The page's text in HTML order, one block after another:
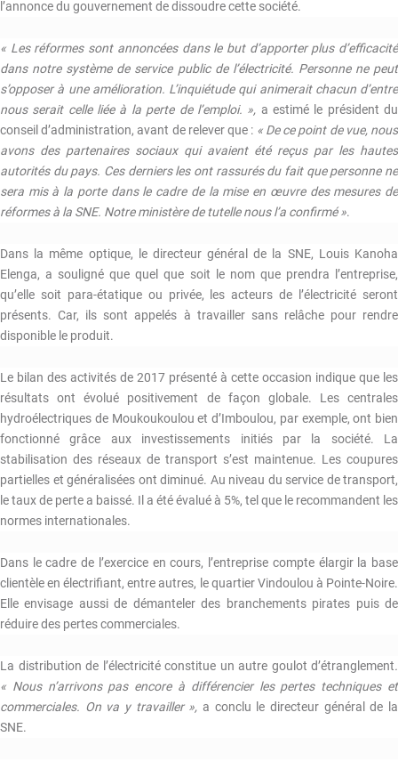
l’annonce du gouvernement de dissoudre cette société.
« Les réformes sont annoncées dans le but d’apporter plus d’efficacité
dans notre système de service public de l’électricité. Personne ne peut
s’opposer à une amélioration. L’inquiétude qui animerait chacun d’entre
nous serait celle liée à la perte de l’emploi. », a estimé le président du
conseil d’administration, avant de relever que : « De ce point de vue, nous
avons des partenaires sociaux qui avaient été reçus par les hautes
autorités du pays. Ces derniers les ont rassurés du fait que personne ne
sera mis à la porte dans le cadre de la mise en œuvre des mesures de
réformes à la SNE. Notre ministère de tutelle nous l’a confirmé ».
Dans la même optique, le directeur général de la SNE, Louis Kanoha
Elenga, a souligné que quel que soit le nom que prendra l’entreprise,
qu’elle soit para-étatique ou privée, les acteurs de l’électricité seront
présents. Car, ils sont appelés à travailler sans relâche pour rendre
disponible le produit.
Le bilan des activités de 2017 présenté à cette occasion indique que les
résultats ont évolué positivement de façon globale. Les centrales
hydroélectriques de Moukoukoulou et d’Imboulou, par exemple, ont bien
fonctionné grâce aux investissements initiés par la société. La
stabilisation des réseaux de transport s’est maintenue. Les coupures
partielles et généralisées ont diminué. Au niveau du service de transport,
le taux de perte a baissé. Il a été évalué à 5%, tel que le recommandent les
normes internationales.
Dans le cadre de l’exercice en cours, l’entreprise compte élargir la base
clientèle en électrifiant, entre autres, le quartier Vindoulou à Pointe-Noire.
Elle envisage aussi de démanteler des branchements pirates puis de
réduire des pertes commerciales.
La distribution de l’électricité constitue un autre goulot d’étranglement.
« Nous n’arrivons pas encore à différencier les pertes techniques et
commerciales. On va y travailler », a conclu le directeur général de la
SNE.